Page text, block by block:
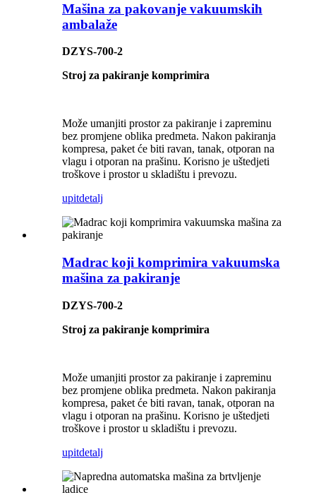
Mašina za pakovanje vakuumskih
ambalaže
DZYS-700-2
Stroj za pakiranje komprimira
Može umanjiti prostor za pakiranje i zapreminu
bez promjene oblika predmeta. Nakon pakiranja
kompresa, paket će biti ravan, tanak, otporan na
vlagu i otporan na prašinu. Korisno je uštedjeti
troškove i prostor u skladištu i prevozu.
upitdetalj
Madrac koji komprimira vakuumska
mašina za pakiranje
DZYS-700-2
Stroj za pakiranje komprimira
Može umanjiti prostor za pakiranje i zapreminu
bez promjene oblika predmeta. Nakon pakiranja
kompresa, paket će biti ravan, tanak, otporan na
vlagu i otporan na prašinu. Korisno je uštedjeti
troškove i prostor u skladištu i prevozu.
upitdetalj